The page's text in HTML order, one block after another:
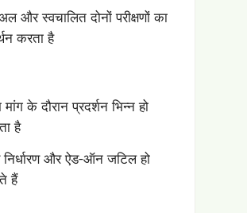
और स्वचालित दोनों परीक्षणों का
करता है
के दौरान प्रदर्शन भिन्न हो
है
निर्धारण और ऐड-ऑन जटिल हो
हैं